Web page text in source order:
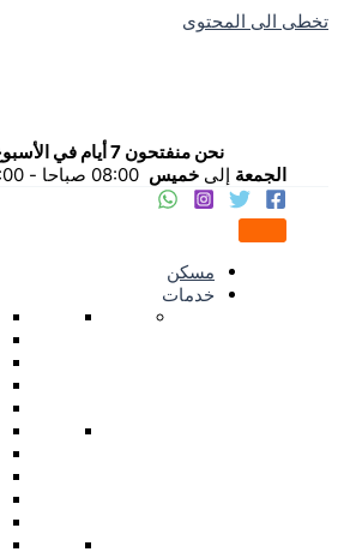
تخطى الى المحتوى
نحن منفتحون 7 أيام في الأسبوع
الجمعة إلى خميس
مسكن
خدمات